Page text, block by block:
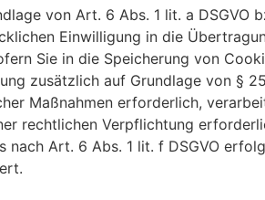
von Art. 6 Abs. 1 lit. a DSGVO
Einwil­li­gung in die
Sie in die Spei­che­rung von
zusätz­lich auf Grundlage von §
Maßnahmen erfor­der­lich,
recht­li­chen Verpflich­tung
Art. 6 Abs. 1 lit. f DSGVO